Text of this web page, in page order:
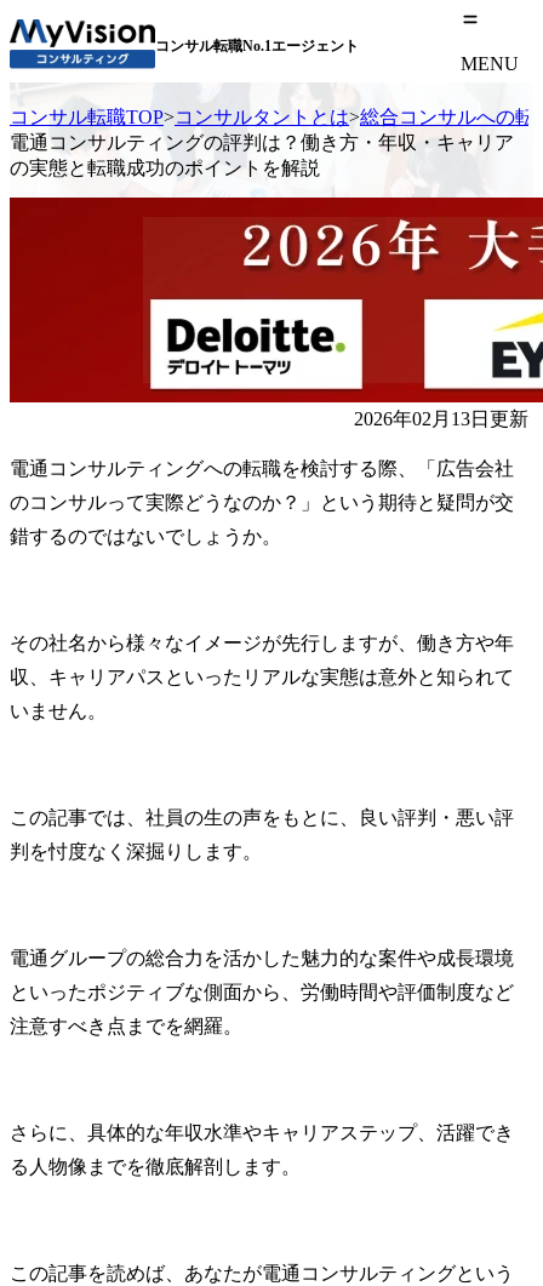
コンサル転職No.1エージェント
MENU
コンサル転職TOP>コンサルタントとは>総合コンサルへの転
電通コンサルティングの評判は？働き方・年収・キャリア
の実態と転職成功のポイントを解説
2026年02月13日更新
電通コンサルティングへの転職を検討する際、「広告会社
のコンサルって実際どうなのか？」という期待と疑問が交
錯するのではないでしょうか。
その社名から様々なイメージが先行しますが、働き方や年
収、キャリアパスといったリアルな実態は意外と知られて
いません。
この記事では、社員の生の声をもとに、良い評判・悪い評
判を忖度なく深掘りします。
電通グループの総合力を活かした魅力的な案件や成長環境
といったポジティブな側面から、労働時間や評価制度など
注意すべき点までを網羅。
さらに、具体的な年収水準やキャリアステップ、活躍でき
る人物像までを徹底解剖します。
この記事を読めば、あなたが電通コンサルティングという